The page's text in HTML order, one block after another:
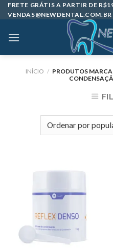
Skip
to
FRETE GRÁTIS A PARTIR DE
VENDAS@NEWDENTAL.COM.BR
INÍCIO / PRODUTOS